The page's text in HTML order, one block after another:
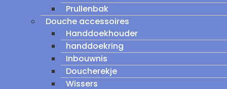
Prullenbak
Douche accessoires
Handdoekhouder
handdoekring
Inbouwnis
Doucherekje
Wissers